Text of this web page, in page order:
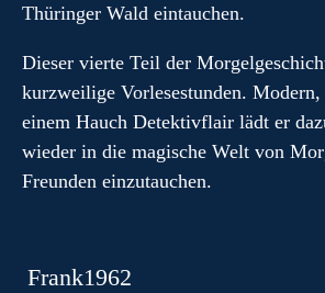
Thüringer Wald eintauchen.
Dieser vierte Teil der
kurzweilige Vorlesestunden.
einem Hauch Detektivflair lädt er
wieder in die magische Welt von
Freunden einzutauchen.
Frank1962